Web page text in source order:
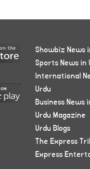
Showbiz News
Sports News in
International
Urdu
Business News
Urdu Magazine
Urdu Blogs
The Express
Express